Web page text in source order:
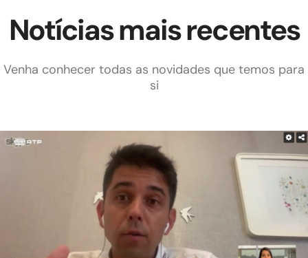
Notícias mais recentes
Venha conhecer todas as novidades que temos para
si